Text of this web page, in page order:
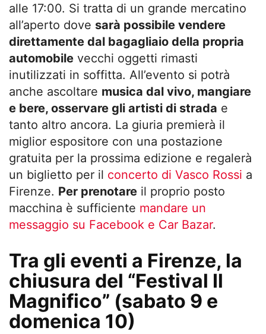
alle 17:00. Si tratta di un grande mercatino
all’aperto dove sarà possibile vendere
direttamente dal bagagliaio della propria
automobile vecchi oggetti rimasti
inutilizzati in soffitta. All’evento si potrà
anche ascoltare musica dal vivo, mangiare
e bere, osservare gli artisti di strada e
tanto altro ancora. La giuria premierà il
miglior espositore con una postazione
gratuita per la prossima edizione e regalerà
un biglietto per il concerto di Vasco Rossi a
Firenze. Per prenotare il proprio posto
macchina è sufficiente mandare un
messaggio su Facebook e Car Bazar.
Tra gli eventi a Firenze, la
chiusura del “Festival Il
Magnifico” (sabato 9 e
domenica 10)